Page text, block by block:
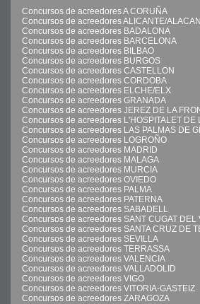
Concursos de acreedores A CORUÑA
Concursos de acreedores ALICANTE/
Concursos de acreedores BADALONA
Concursos de acreedores BARCELONA
Concursos de acreedores BILBAO
Concursos de acreedores BURGOS
Concursos de acreedores CASTELLON
Concursos de acreedores CORDOBA
Concursos de acreedores ELCHE/ELX
Concursos de acreedores GRANADA
Concursos de acreedores JEREZ DE LA
Concursos de acreedores L'HOSPITALET DE
Concursos de acreedores LAS PALMAS DE
Concursos de acreedores LOGROÑO
Concursos de acreedores MADRID
Concursos de acreedores MALAGA
Concursos de acreedores MURCIA
Concursos de acreedores OVIEDO
Concursos de acreedores PALMA
Concursos de acreedores PATERNA
Concursos de acreedores SABADELL
Concursos de acreedores SANT CUGAT DEL
Concursos de acreedores SANTA CRUZ DE
Concursos de acreedores SEVILLA
Concursos de acreedores TERRASSA
Concursos de acreedores VALENCIA
Concursos de acreedores VALLADOLID
Concursos de acreedores VIGO
Concursos de acreedores VITORIA-GASTEIZ
Concursos de acreedores ZARAGOZA